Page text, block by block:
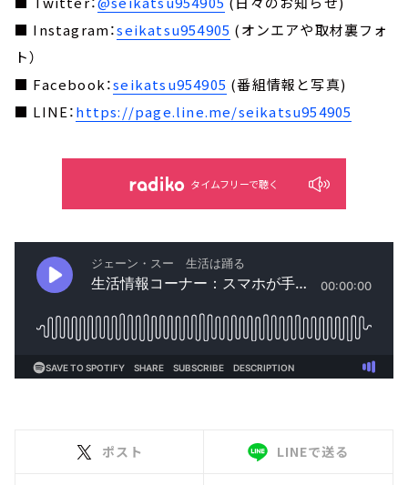
■ Instagram：seikatsu954905 (オンエアや取材裏フォ
ト）
■ Facebook：seikatsu954905 (番組情報と写真)
■ LINE：https://page.line.me/seikatsu954905
タイムフリーで聴く
ポスト LINEで送る